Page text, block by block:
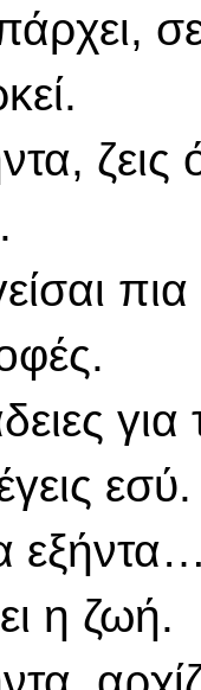
για
εσύ.
η ζωή.